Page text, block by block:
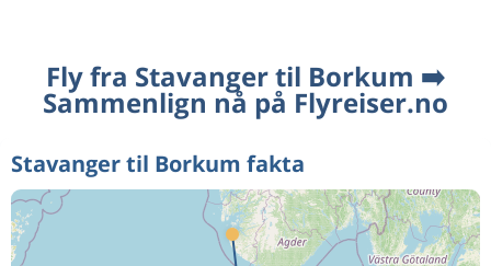
Fly fra Stavanger til Borkum ➡️
Sammenlign nå på Flyreiser.no
Stavanger til Borkum fakta